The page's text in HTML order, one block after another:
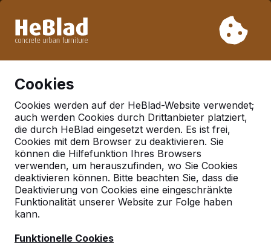
Woche 33 nicht. Bitte berücksichtigen Sie daher längere
Cookies
Cookies werden auf der HeBlad-Website verwendet;
auch werden Cookies durch Drittanbieter platziert,
die durch HeBlad eingesetzt werden. Es ist frei,
Cookies mit dem Browser zu deaktivieren. Sie
können die Hilfefunktion Ihres Browsers
verwenden, um herauszufinden, wo Sie Cookies
deaktivieren können. Bitte beachten Sie, dass die
Deaktivierung von Cookies eine eingeschränkte
Funktionalität unserer Website zur Folge haben
kann.
Funktionelle Cookies
Picknicksets